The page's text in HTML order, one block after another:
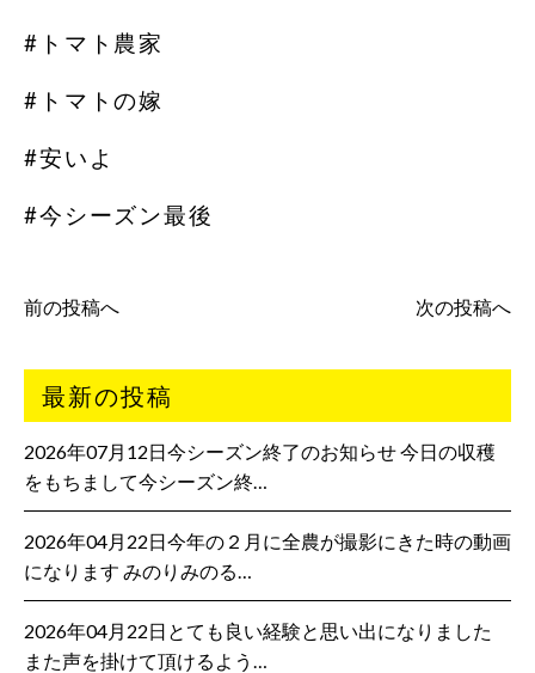
#トマト農家
#トマトの嫁
#安いよ
#今シーズン最後
前の投稿へ 次の投稿へ
最新の投稿
2026年07月12日今シーズン終了のお知らせ 今日の収穫
をもちまして今シーズン終…
2026年04月22日今年の２月に全農が撮影にきた時の動画
になります みのりみのる…
2026年04月22日とても良い経験と思い出になりました
また声を掛けて頂けるよう…